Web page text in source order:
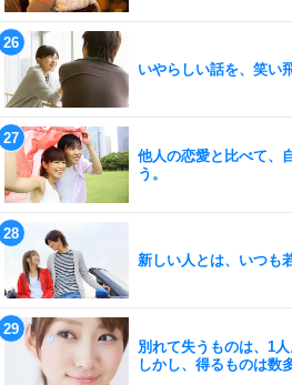
いやらしい話を、笑い
他人の恋愛と比べて、
う。
新しい人とは、いつも
別れて失うものは、1人
しかし、得るものは数